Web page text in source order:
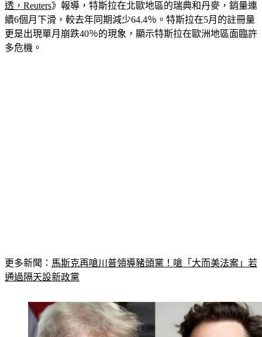
續6個月下滑，較去年同期減少64.4％。特斯拉在5月的註冊量
更是出現單月崩跌40％的現象，顯示特斯拉在歐洲地區面臨許
多危機。
通過隔天設新政黨